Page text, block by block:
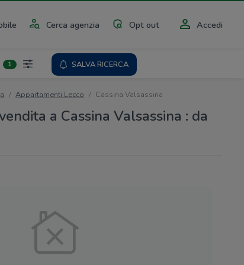
Cerca agenzia Opt out Accedi
1 SALVA RICERCA
Appartamenti Lecco Cassina Valsassina
a Cassina Valsassina : da